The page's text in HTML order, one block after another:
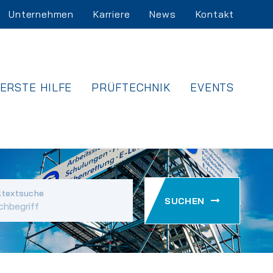
Unternehmen Karriere News Kontakt
ERSTE HILFE PRÜFTECHNIK EVENTS
SUCHEN